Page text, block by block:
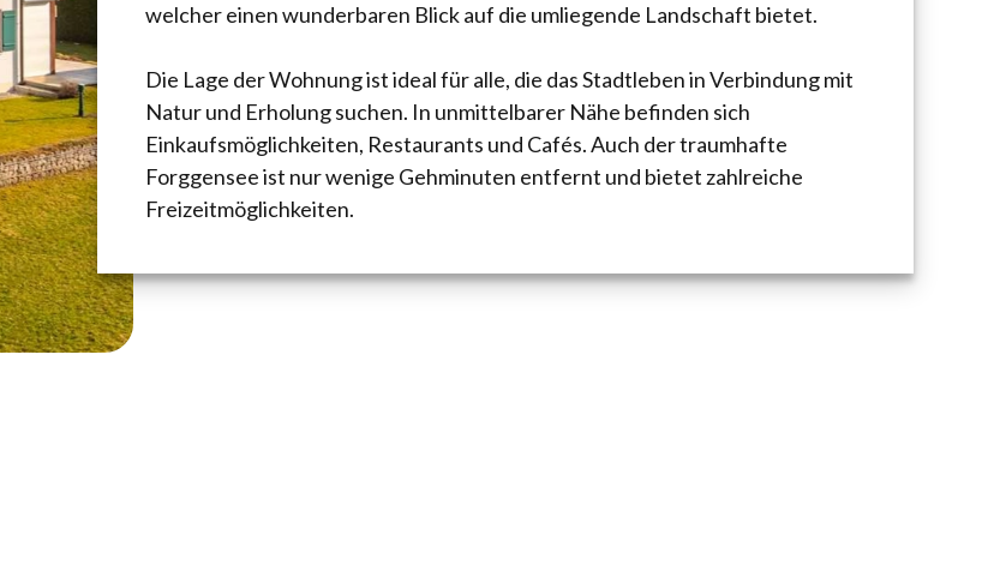
welcher einen wunderbaren Blick auf die umliegende Landschaft bietet.
Die Lage der Wohnung ist ideal für alle, die das Stadtleben in Verbindung mit
Natur und Erholung suchen. In unmittelbarer Nähe befinden sich
Einkaufsmöglichkeiten, Restaurants und Cafés. Auch der traumhafte
Forggensee ist nur wenige Gehminuten entfernt und bietet zahlreiche
Freizeitmöglichkeiten.